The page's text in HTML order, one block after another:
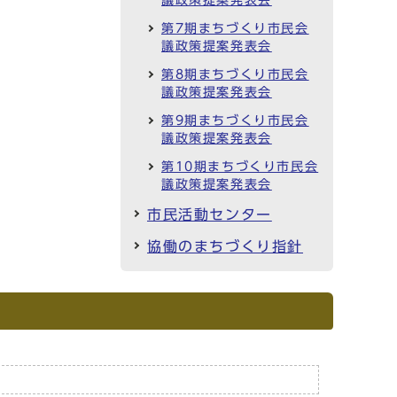
第7期まちづくり市民会
議政策提案発表会
第8期まちづくり市民会
議政策提案発表会
第9期まちづくり市民会
議政策提案発表会
第10期まちづくり市民会
議政策提案発表会
市民活動センター
協働のまちづくり指針